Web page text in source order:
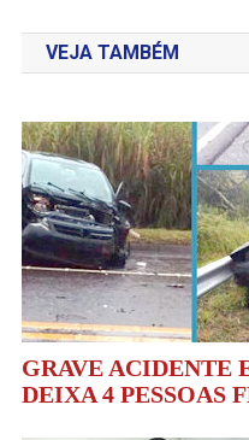
de
Post
VEJA TAMBÉM
GRAVE ACIDENTE
DEIXA 4 PESSOAS